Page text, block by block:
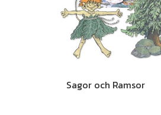
Sagor och Ramsor